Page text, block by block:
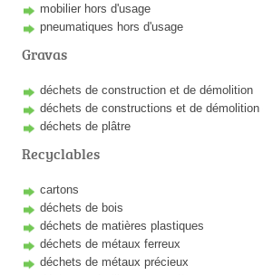
mobilier hors d'usage
pneumatiques hors d'usage
Gravas
déchets de construction et de démolition
déchets de constructions et de démolition
déchets de plâtre
Recyclables
cartons
déchets de bois
déchets de matières plastiques
déchets de métaux ferreux
déchets de métaux précieux